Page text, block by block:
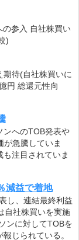
の参入 自社株買い
)
待(自社株買いに
円 総還元性向
ンへのTOB発表や
急騰していま
注目されていま
減益で着地
し、連結最終利益
自社株買いを実施
ンに対してTOBを
じられている。